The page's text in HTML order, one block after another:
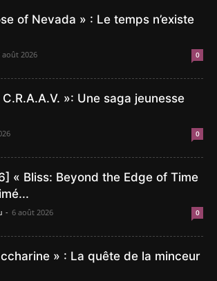
of Nevada » : Le temps n’existe
août 2026 0
»: Une saga jeunesse
0
« Bliss: Beyond the Edge of Time
- 6 août 2026 0
» : La quête de la minceur